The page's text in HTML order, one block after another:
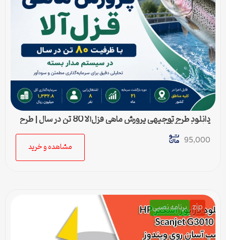
دانلود طرح توجیهی پرورش ماهی قزل‌آلا 80 تن در سال | طرح
آماده Word قابل ویرایش
95,000
مشاهده و خرید
zip برنامه نصبی